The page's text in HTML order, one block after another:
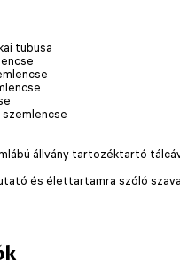
tubusa
állvány tartozéktartó
és élettartamra szóló